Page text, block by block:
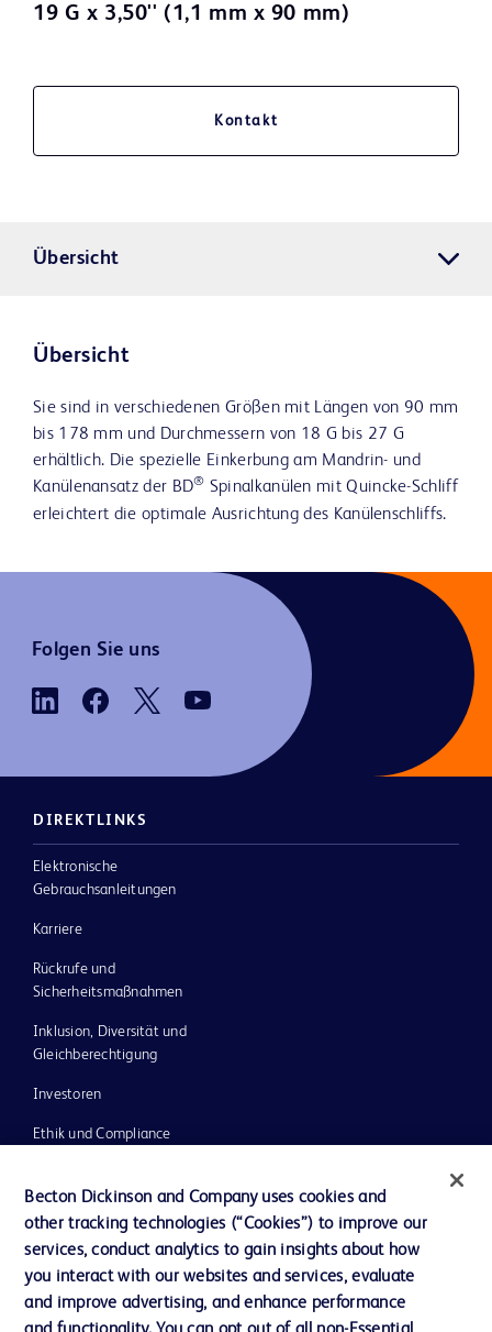
19 G x 3,50'' (1,1 mm x 90 mm)
Kontakt
Übersicht
Übersicht
Sie sind in verschiedenen Größen mit Längen von 90 mm
bis 178 mm und Durchmessern von 18 G bis 27 G
erhältlich. Die spezielle Einkerbung am Mandrin- und
Kanülenansatz der BD® Spinalkanülen mit Quincke-Schliff
erleichtert die optimale Ausrichtung des Kanülenschliffs.
Folgen Sie uns
DIREKTLINKS
Elektronische
Gebrauchsanleitungen
Karriere
Rückrufe und
Sicherheitsmaßnahmen
Inklusion, Diversität und
Gleichberechtigung
Investoren
Ethik und Compliance
Neuigkeiten, Medien und Blogs
Support
Unser Unternehmen
Becton Dickinson and Company uses cookies and
other tracking technologies (“Cookies”) to improve our
services, conduct analytics to gain insights about how
you interact with our websites and services, evaluate
and improve advertising, and enhance performance